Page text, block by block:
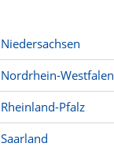
Niedersachsen
Nordrhein-Westfalen
Rheinland-Pfalz
Saarland